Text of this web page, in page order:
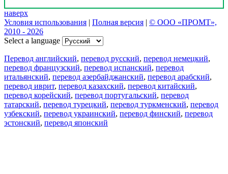
наверх
Условия использования | Полная версия | © ООО «ПРОМТ»,
2010 - 2026
Select a language
Перевод английский, перевод русский, перевод немецкий,
перевод французский, перевод испанский, перевод
итальянский, перевод азербайджанский, перевод арабский,
перевод иврит, перевод казахский, перевод китайский,
перевод корейский, перевод португальский, перевод
татарский, перевод турецкий, перевод туркменский, перевод
узбекский, перевод украинский, перевод финский, перевод
эстонский, перевод японский